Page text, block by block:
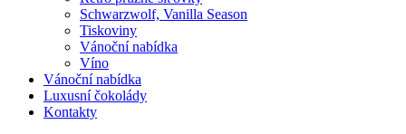
Schwarzwolf, Vanilla Season
Tiskoviny
Vánoční nabídka
Víno
Vánoční nabídka
Luxusní čokolády
Kontakty